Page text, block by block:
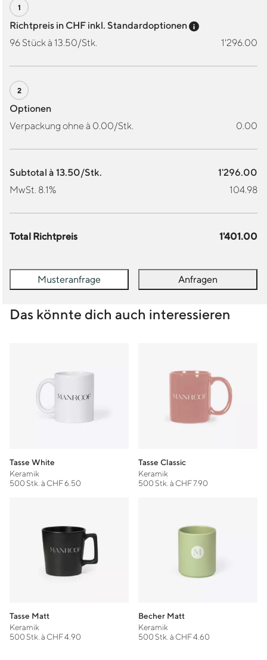
Richtpreis in CHF inkl. Standardoptionen
Preis-Tooltip
96 Stück à 13.50/Stk.
1'296.00
Optionen
Verpackung ohne à 0.00/Stk.
0.00
Subtotal à 13.50/Stk.
1'296.00
MwSt. 8.1%
104.98
Total Richtpreis 1'401.00
Musteranfrage Anfragen
Das könnte dich auch interessieren
Tasse White
Keramik
500 Stk. à CHF 6.50
Tasse Classic
Keramik
500 Stk. à CHF 7.90
Tasse Matt
Keramik
500 Stk. à CHF 4.90
Becher Matt
Keramik
500 Stk. à CHF 4.60